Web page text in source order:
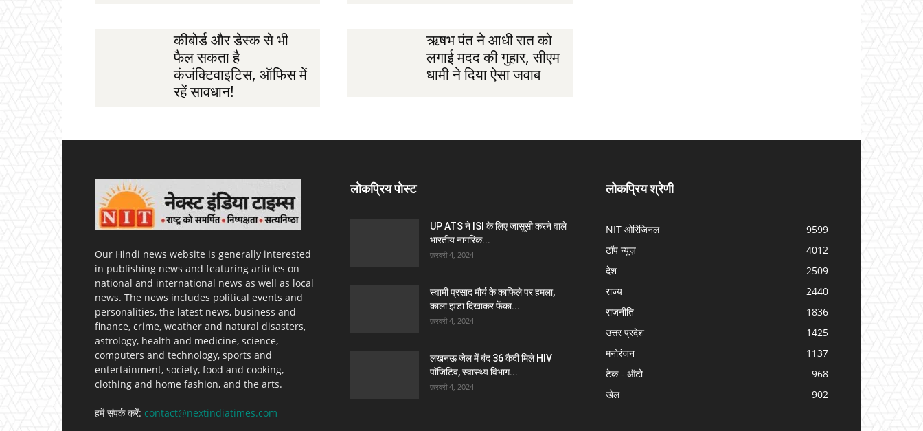
कीबोर्ड और डेस्क से भी
फैल सकता है
कंजंक्टिवाइटिस, ऑफिस में
रहें सावधान!
ऋषभ पंत ने आधी रात को
लगाई मदद की गुहार, सीएम
धामी ने दिया ऐसा जवाब
Our Hindi news website is generally interested
in publishing news and featuring articles on
national and international news as well as local
news. The news includes political events and
personalities, the latest news, business and
finance, crime, weather and natural disasters,
astrology, health and medicine, science,
computers and technology, sports and
entertainment, society, food and cooking,
clothing and home fashion, and the arts.
हमें संपर्क करें: contact@nextindiatimes.com
लोकप्रिय पोस्ट
UP ATS ने ISI के लिए जासूसी करने वाले
भारतीय नागरिक...
फ़रवरी 4, 2024
स्वामी प्रसाद मौर्य के काफिले पर हमला,
काला झंडा दिखाकर फेंका...
फ़रवरी 4, 2024
लखनऊ जेल में बंद 36 कैदी मिले HIV
पॉजिटिव, स्वास्थ्य विभाग...
फ़रवरी 4, 2024
लोकप्रिय श्रेणी
NIT ओरिजिनल
9599
टॉप न्यूज़
4012
देश
2509
राज्य
2440
राजनीति
1836
उत्तर प्रदेश
1425
मनोरंजन
1137
टेक - ऑटो
968
खेल
902